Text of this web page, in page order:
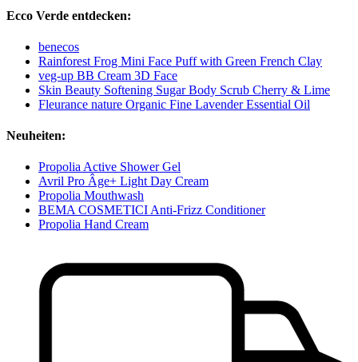
Ecco Verde entdecken:
benecos
Rainforest Frog Mini Face Puff with Green French Clay
veg-up BB Cream 3D Face
Skin Beauty Softening Sugar Body Scrub Cherry & Lime
Fleurance nature Organic Fine Lavender Essential Oil
Neuheiten:
Propolia Active Shower Gel
Avril Pro Âge+ Light Day Cream
Propolia Mouthwash
BEMA COSMETICI Anti-Frizz Conditioner
Propolia Hand Cream